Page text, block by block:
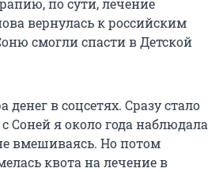
по сути, лечение
вернулась к российским
смогли спасти в Детской
в соцсетях. Сразу стало
Соней я около года наблюдала
вмешиваясь. Но потом
квота на лечение в